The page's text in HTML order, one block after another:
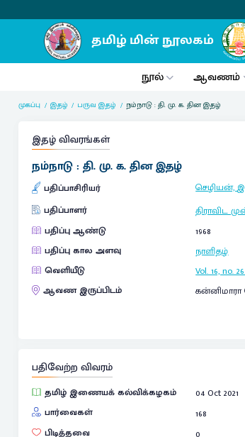
நூல் ஆவணம்
முகப்பு இதழ் பருவ இதழ் நம்நாடு : தி. மு. க. தின இதழ்
இதழ் விவரங்கள்
நம்நாடு : தி. மு. க. தின இதழ்
பதிப்பாசிரியர்
செழியன்,
பதிப்பாளர்
திராவிட
பதிப்பு ஆண்டு
1968
பதிப்பு கால அளவு
நாளிதழ்
வெளியீடு
Vol. 16, no.
ஆவண இருப்பிடம்
பதிவேற்ற விவரம்
தமிழ் இணையக் கல்விக்கழகம்
04 Oct 2021
பார்வைகள்
168
பிடித்தவை